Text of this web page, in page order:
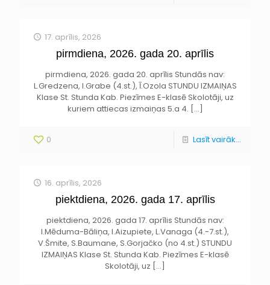
17. aprīlis, 2026
pirmdiena, 2026. gada 20. aprīlis
pirmdiena, 2026. gada 20. aprīlis Stundās nav:
L.Gredzena, I.Grabe (4.st.), Ī.Ozola STUNDU IZMAIŅAS
Klase St. Stunda Kab. Piezīmes E-klasē Skolotāji, uz
kuriem attiecas izmaiņas 5.a 4. […]
0 Lasīt vairāk...
16. aprīlis, 2026
piektdiena, 2026. gada 17. aprīlis
piektdiena, 2026. gada 17. aprīlis Stundās nav:
I.Mēduma-Bāliņa, I.Aizupiete, L.Vanaga (4.-7.st.),
V.Šmite, S.Baumane, S.Gorjačko (no 4.st.) STUNDU
IZMAIŅAS Klase St. Stunda Kab. Piezīmes E-klasē
Skolotāji, uz […]